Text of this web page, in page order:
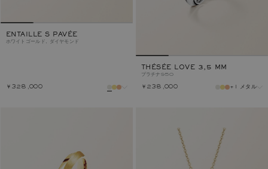
ENTAILLE S PAVÉE
ホワイトゴールド, ダイヤモンド
￥328,000
THÉSÉE LOVE 3,5 MM
プラチナ950
￥238,000 +1 メタル